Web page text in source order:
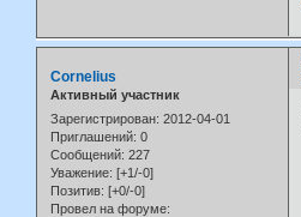
Cornelius
Активный участник
Зарегистрирован: 2012-04-01
Приглашений: 0
Сообщений: 227
Уважение: [+1/-0]
Позитив: [+0/-0]
Провел на форуме: